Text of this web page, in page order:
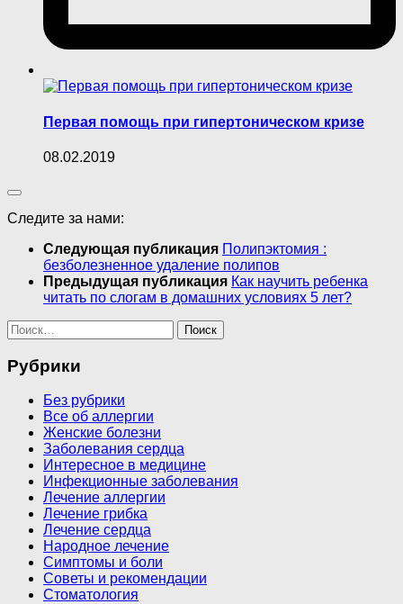
Первая помощь при гипертоническом кризе
08.02.2019
Следите за нами:
Следующая публикация Полипэктомия :
безболезненное удаление полипов
Предыдущая публикация Как научить ребенка
читать по слогам в домашних условиях 5 лет?
Найти:
Рубрики
Без рубрики
Все об аллергии
Женские болезни
Заболевания сердца
Интересное в медицине
Инфекционные заболевания
Лечение аллергии
Лечение грибка
Лечение сердца
Народное лечение
Симптомы и боли
Советы и рекомендации
Стоматология